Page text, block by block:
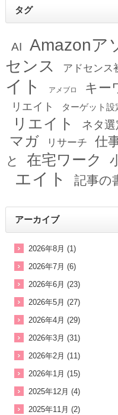
タグ
AI Amazonア
センス
アドセンス
イト
アメブロ キー
リエイト
ターゲット設
リエイト
ネタ選
マガ
リサーチ 仕
と
在宅ワーク
エイト
記事の
アーカイブ
2026年8月 (1)
2026年7月 (6)
2026年6月 (23)
2026年5月 (27)
2026年4月 (29)
2026年3月 (31)
2026年2月 (11)
2026年1月 (15)
2025年12月 (4)
2025年11月 (2)